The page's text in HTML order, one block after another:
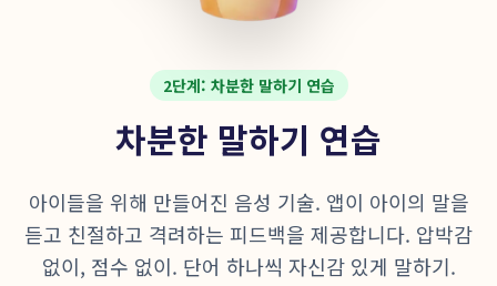
2단계: 차분한 말하기 연습
차분한 말하기 연습
아이들을 위해 만들어진 음성 기술. 앱이 아이의 말을
듣고 친절하고 격려하는 피드백을 제공합니다. 압박감
없이, 점수 없이. 단어 하나씩 자신감 있게 말하기.